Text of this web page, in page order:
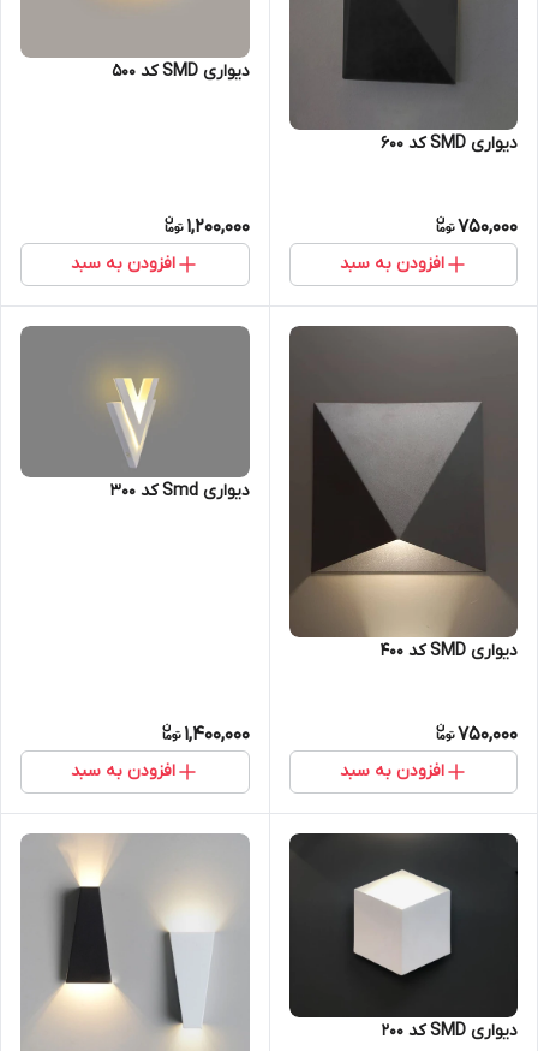
دیواری SMD کد 600
750,000
افزودن به سبد
دیواری SMD کد 500
1,200,000
افزودن به سبد
دیواری SMD کد 400
750,000
افزودن به سبد
دیواری Smd کد 300
1,400,000
افزودن به سبد
دیواری SMD کد 200